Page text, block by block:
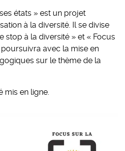
états » est un projet
à la diversité. Il se divise
stop à la diversité » et « Focus
avec la mise en
sur le thème de la
mis en ligne.